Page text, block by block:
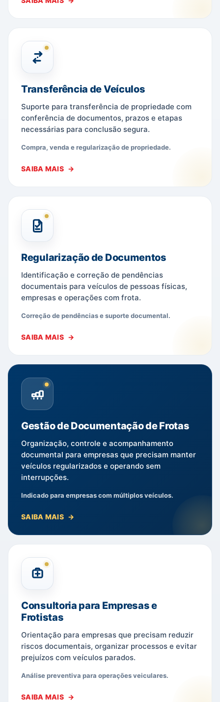
Transferência de Veículos
Suporte para transferência de propriedade com
conferência de documentos, prazos e etapas
necessárias para conclusão segura.
Compra, venda e regularização de propriedade.
SAIBA MAIS
Regularização de Documentos
Identificação e correção de pendências
documentais para veículos de pessoas físicas,
empresas e operações com frota.
Correção de pendências e suporte documental.
SAIBA MAIS
Gestão de Documentação de Frotas
Organização, controle e acompanhamento
documental para empresas que precisam manter
veículos regularizados e operando sem
interrupções.
Indicado para empresas com múltiplos veículos.
SAIBA MAIS
Consultoria para Empresas e
Frotistas
Orientação para empresas que precisam reduzir
riscos documentais, organizar processos e evitar
prejuízos com veículos parados.
Análise preventiva para operações veiculares.
SAIBA MAIS